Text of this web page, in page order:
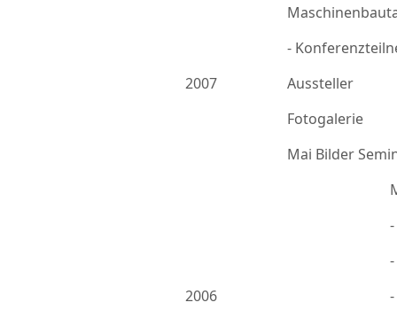
2007
-
Aussteller
Fotogalerie
Mai Bilder
2006